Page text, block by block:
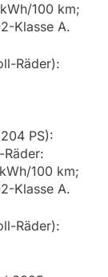
100 km;
Klasse A.
Räder):
PS):
100 km;
Klasse A.
Räder):